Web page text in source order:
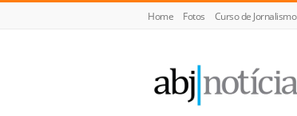
Home Fotos Curso de Jornalismo